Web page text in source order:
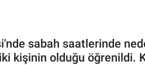
sabah saatlerinde
iki kişinin olduğu